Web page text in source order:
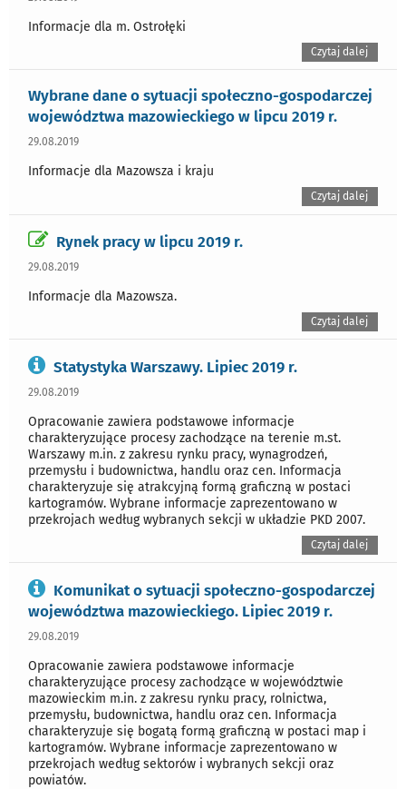
Informacje dla m. Ostrołęki
Czytaj dalej
Wybrane dane o sytuacji społeczno-gospodarczej
województwa mazowieckiego w lipcu 2019 r.
29.08.2019
Informacje dla Mazowsza i kraju
Czytaj dalej
Rynek pracy w lipcu 2019 r.
29.08.2019
Informacje dla Mazowsza.
Czytaj dalej
Statystyka Warszawy. Lipiec 2019 r.
29.08.2019
Opracowanie zawiera podstawowe informacje
charakteryzujące procesy zachodzące na terenie m.st.
Warszawy m.in. z zakresu rynku pracy, wynagrodzeń,
przemysłu i budownictwa, handlu oraz cen. Informacja
charakteryzuje się atrakcyjną formą graficzną w postaci
kartogramów. Wybrane informacje zaprezentowano w
przekrojach według wybranych sekcji w układzie PKD 2007.
Czytaj dalej
Komunikat o sytuacji społeczno-gospodarczej
województwa mazowieckiego. Lipiec 2019 r.
29.08.2019
Opracowanie zawiera podstawowe informacje
charakteryzujące procesy zachodzące w województwie
mazowieckim m.in. z zakresu rynku pracy, rolnictwa,
przemysłu, budownictwa, handlu oraz cen. Informacja
charakteryzuje się bogatą formą graficzną w postaci map i
kartogramów. Wybrane informacje zaprezentowano w
przekrojach według sektorów i wybranych sekcji oraz
powiatów.